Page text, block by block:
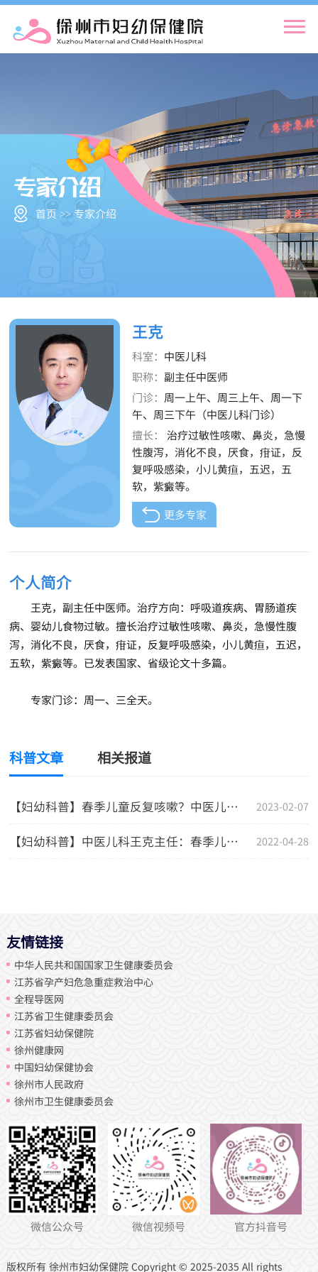
首页 >> 专家介绍
王克
科室： 中医儿科
职称： 副主任中医师
门诊： 周一上午、周三上午、周一下
午、周三下午（中医儿科门诊）
擅长：
治疗过敏性咳嗽、鼻炎，急慢
性腹泻，消化不良，厌食，疳证，反
复呼吸感染，小儿黄疸，五迟，五
软，紫癜等。
更多专家
个人简介
王克，副主任中医师。治疗方向：呼吸道疾病、胃肠道疾
病、婴幼儿食物过敏。擅长治疗过敏性咳嗽、鼻炎，急慢性腹
泻，消化不良，厌食，疳证，反复呼吸感染，小儿黄疸，五迟，
五软，紫癜等。已发表国家、省级论文十多篇。
专家门诊：周一、三全天。
科普文章 相关报道
【妇幼科普】春季儿童反复咳嗽？中医儿科王克主任来支招 2023-02-07
【妇幼科普】中医儿科王克主任：春季儿童反复咳嗽 中医辨证分病治 2022-04-28
友情链接
中华人民共和国国家卫生健康委员会
江苏省孕产妇危急重症救治中心
全程导医网
江苏省卫生健康委员会
江苏省妇幼保健院
徐州健康网
中国妇幼保健协会
徐州市人民政府
徐州市卫生健康委员会
微信公众号 微信视频号 官方抖音号
版权所有 徐州市妇幼保健院 Copyright © 2025-2035 All rights